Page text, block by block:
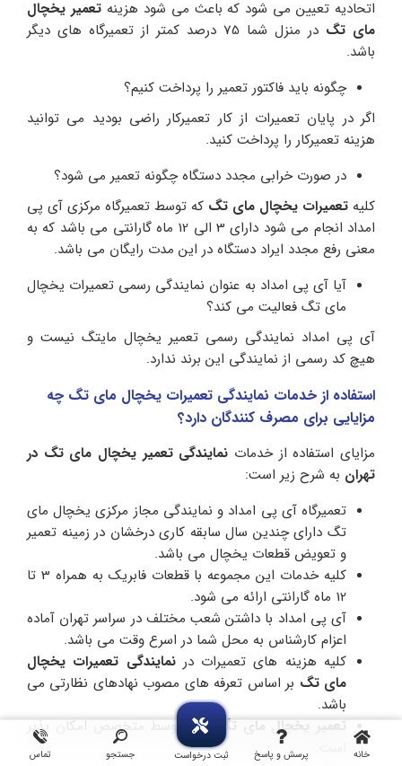
خانه پرسش و پاسخ ثبت درخواست جستجو تماس
اتحادیه تعیین می شود که باعث می شود هزینهتعمیر یخچال
مای تگ
در منزل شما 75 درصد کمتر از تعمیرگاه های دیگر
باشد.
چگونه باید فاکتور تعمیر را پرداخت کنیم؟
اگر در پایان تعمیرات از کار تعمیرکار راضی بودید می توانید
هزینه تعمیرکار را پرداخت کنید.
در صورت خرابی مجدد دستگاه چگونه تعمیر می شود؟
کلیه تعمیرات یخچال مای تگ که توسط تعمیرگاه مرکزی آی پی
امداد انجام می شود دارای 3 الی 12 ماه گارانتی می باشد که به
معنی رفع مجدد ایراد دستگاه در این مدت رایگان می باشد.
آیا آی پی امداد به عنوان نمایندگی رسمی تعمیرات یخچال
مای تگ فعالیت می کند؟
آی پی امداد نمایندگی رسمی تعمیر یخچال مایتگ نیست و
هیچ کد رسمی از نمایندگی این برند ندارد.
استفاده از خدمات نمایندگی تعمیرات یخچال مای تگ چه
مزایایی برای مصرف کنندگان دارد؟
مزایای استفاده از خدمات نمایندگی تعمیر یخچال مای تگ در
تهران به شرح زیر است:
تعمیرگاه آی پی امداد و نمایندگی مجاز مرکزی یخچال مای
تگ دارای چندین سال سابقه کاری درخشان در زمینه تعمیر
و تعویض قطعات یخچال می باشد.
کلیه خدمات این مجموعه با قطعات فابریک به همراه 3 تا
12 ماه گارانتی ارائه می شود.
آی پی امداد با داشتن شعب مختلف در سراسر تهران آماده
اعزام کارشناس به محل شما در اسرع وقت می باشد.
کلیه هزینه های تعمیرات درنمایندگی تعمیرات یخچال
مای تگ بر اساس تعرفه های مصوب نهادهای نظارتی می
باشد.
تعمیر یخچال مای تگفقط توسط متخصص امکان پذیر